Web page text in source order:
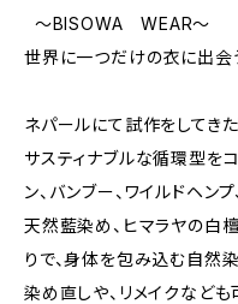
〜BISOWA WEAR〜
世界に一つだけの衣に出会
ネパールにて試作をしてき
サスティナブルな循環型を
ン、バンブー、ワイルドヘン
天然藍染め、ヒマラヤの白
りで、身体を包み込む自然
染め直しや、リメイクなど